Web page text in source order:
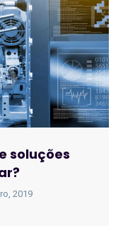
soluções
2019